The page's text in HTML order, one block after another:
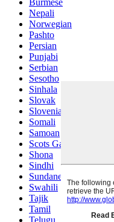
Burmese
Nepali
Norwegian
Pashto
Persian
Punjabi
Serbian
Sesotho
Sinhala
Slovak
Slovenian
Somali
Samoan
Scots Gaelic
Shona
Sindhi
Sundanese
Swahili
Tajik
Tamil